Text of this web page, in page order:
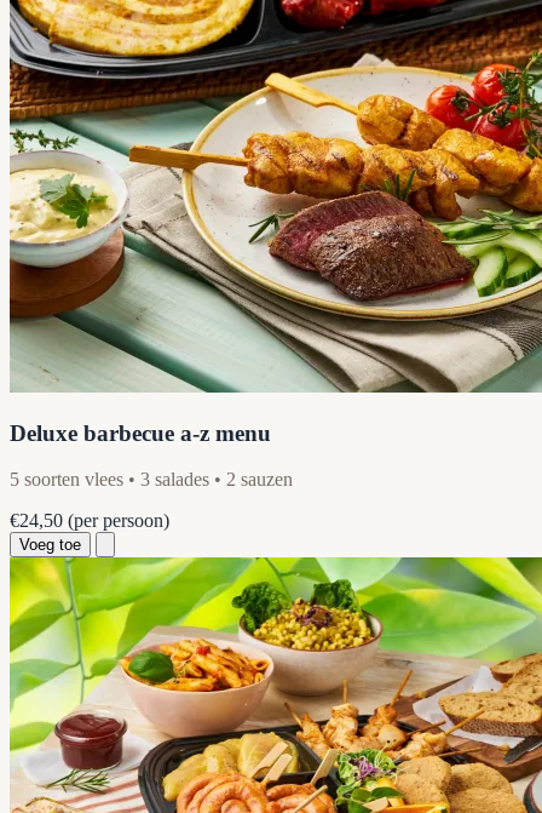
Deluxe barbecue a-z menu
5 soorten vlees • 3 salades • 2 sauzen
€24,50 (per persoon)
Voeg toe